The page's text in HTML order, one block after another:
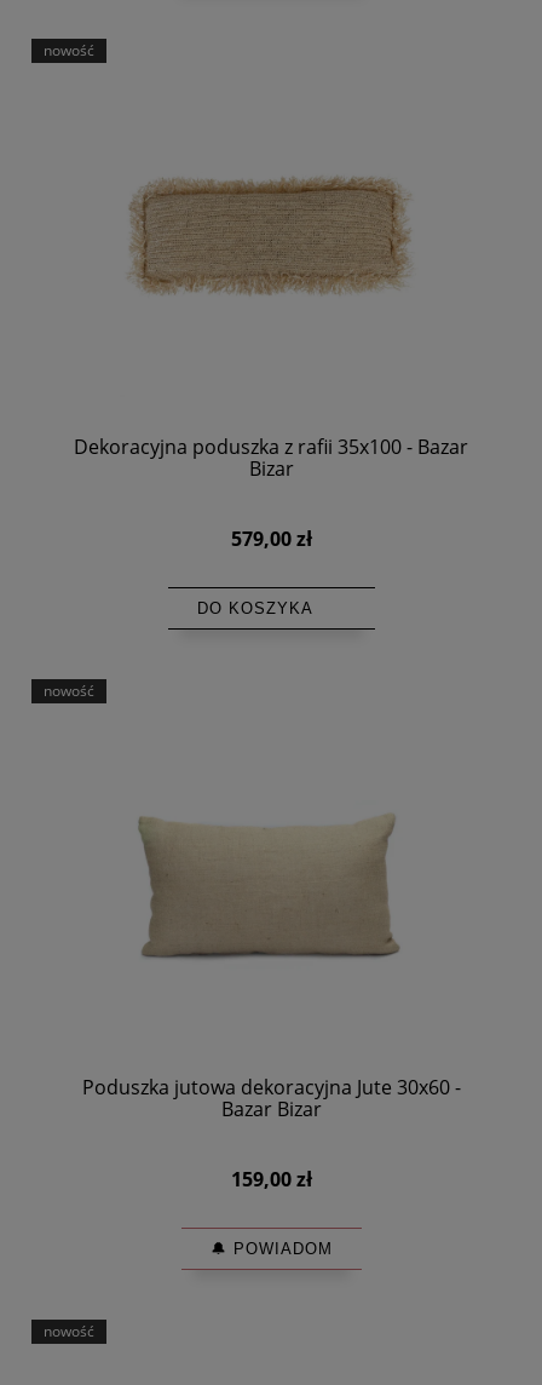
Dekoracyjna poduszka z rafii 35x100 - Bazar
Bizar
579,00 zł
DO KOSZYKA
nowość
Poduszka jutowa dekoracyjna Jute 30x60 -
Bazar Bizar
159,00 zł
🔔 POWIADOM
nowość
nowość